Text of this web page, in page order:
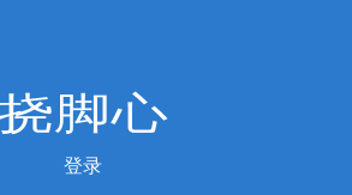
登录